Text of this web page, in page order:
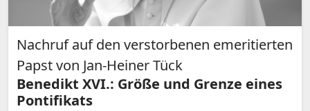
Nachruf auf den verstorbenen emeritierten
Papst von Jan-Heiner Tück
Benedikt XVI.: Größe und Grenze eines
Pontifikats